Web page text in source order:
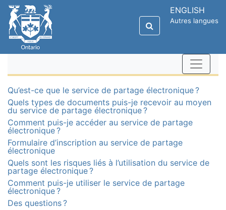
ENGLISH
Autres langues
Qu’est-ce que le service de partage électronique ?
Quels types de documents puis-je recevoir au moyen
du service de partage électronique ?
Comment puis-je accéder au service de partage
électronique ?
Formulaire d’inscription au service de partage
électronique
Quels sont les risques liés à l’utilisation du service de
partage électronique ?
Comment puis-je utiliser le service de partage
électronique ?
Des questions ?